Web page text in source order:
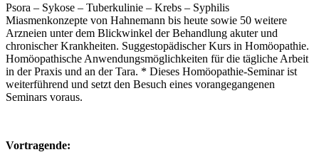
Psora – Sykose – Tuberkulinie – Krebs – Syphilis
Miasmenkonzepte von Hahnemann bis heute sowie 50 weitere
Arzneien unter dem Blickwinkel der Behandlung akuter und
chronischer Krankheiten. Suggestopädischer Kurs in Homöopathie.
Homöopathische Anwendungsmöglichkeiten für die tägliche Arbeit
in der Praxis und an der Tara. * Dieses Homöopathie-Seminar ist
weiterführend und setzt den Besuch eines vorangegangenen
Seminars voraus.
Vortragende: